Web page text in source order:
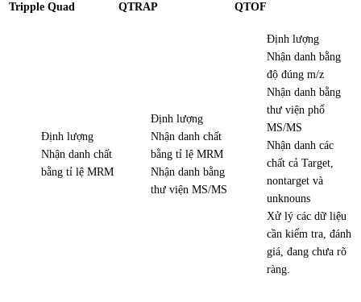
Tripple Quad QTRAP QTOF
Định lượng
Nhận danh chất
bằng tỉ lệ MRM
Định lượng
Nhận danh chất
bằng tỉ lệ MRM
Nhận danh bằng
thư viện MS/MS
Định lượng
Nhận danh bằng
độ đúng m/z
Nhận danh bằng
thư viện phổ
MS/MS
Nhận danh các
chất cả Target,
nontarget và
unknouns
Xử lý các dữ liệu
cần kiểm tra, đánh
giá, đang chưa rõ
ràng.